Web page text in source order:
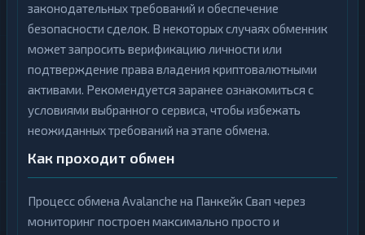
законодательных требований и обеспечение
безопасности сделок. В некоторых случаях обменник
может запросить верификацию личности или
подтверждение права владения криптовалютными
активами. Рекомендуется заранее ознакомиться с
условиями выбранного сервиса, чтобы избежать
неожиданных требований на этапе обмена.
Как проходит обмен
Процесс обмена Avalanche на Панкейк Свап через
мониторинг построен максимально просто и